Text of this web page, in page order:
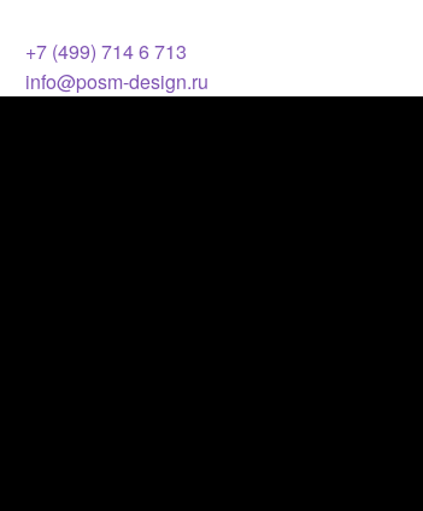
+7 (499) 714 6 713
info@posm-design.ru